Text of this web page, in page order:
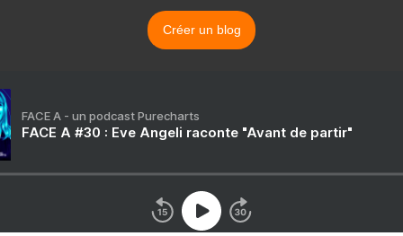
Créer un blog
FACE A - un podcast Purecharts
FACE A #30 : Eve Angeli raconte "Avant de partir"